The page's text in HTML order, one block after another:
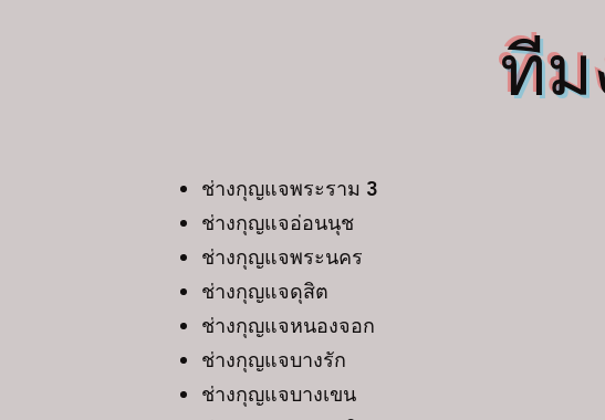
ที
ช่างกุญแจพระราม 3
ช่างกุญแจอ่อนนุช
ช่างกุญแจพระนคร
ช่างกุญแจดุสิต
ช่างกุญแจหนองจอก
ช่างกุญแจบางรัก
ช่างกุญแจบางเขน